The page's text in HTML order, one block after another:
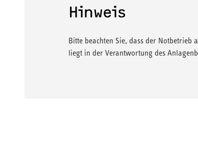
Hinweis
Bitte beachten Sie, dass der
liegt in der Verantwortung des